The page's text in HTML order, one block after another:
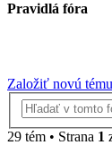
Pravidlá fóra
Založiť novú tému
29 tém • Strana 1